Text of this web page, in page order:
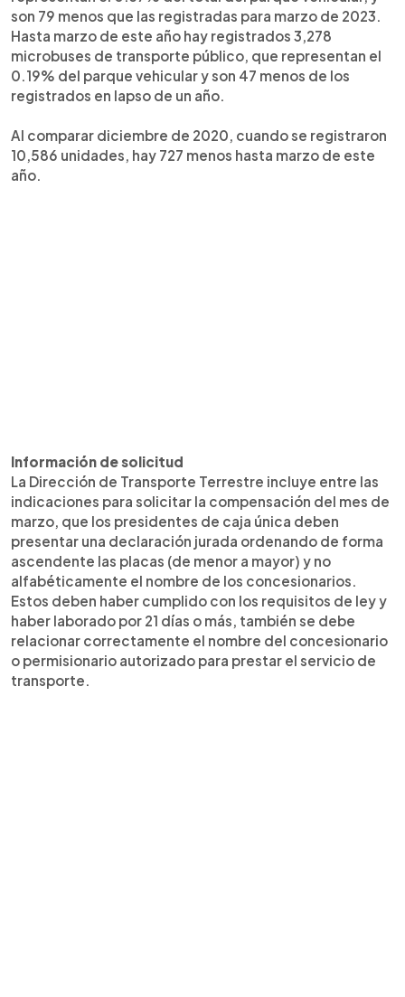
son 79 menos que las registradas para marzo de 2023.
Hasta marzo de este año hay registrados 3,278
microbuses de transporte público, que representan el
0.19% del parque vehicular y son 47 menos de los
registrados en lapso de un año.
Al comparar diciembre de 2020, cuando se registraron
10,586 unidades, hay 727 menos hasta marzo de este
año.
Información de solicitud
La Dirección de Transporte Terrestre incluye entre las
indicaciones para solicitar la compensación del mes de
marzo, que los presidentes de caja única deben
presentar una declaración jurada ordenando de forma
ascendente las placas (de menor a mayor) y no
alfabéticamente el nombre de los concesionarios.
Estos deben haber cumplido con los requisitos de ley y
haber laborado por 21 días o más, también se debe
relacionar correctamente el nombre del concesionario
o permisionario autorizado para prestar el servicio de
transporte.